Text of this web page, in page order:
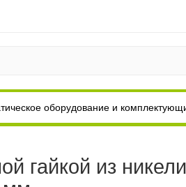
оборудование и
гайкой из